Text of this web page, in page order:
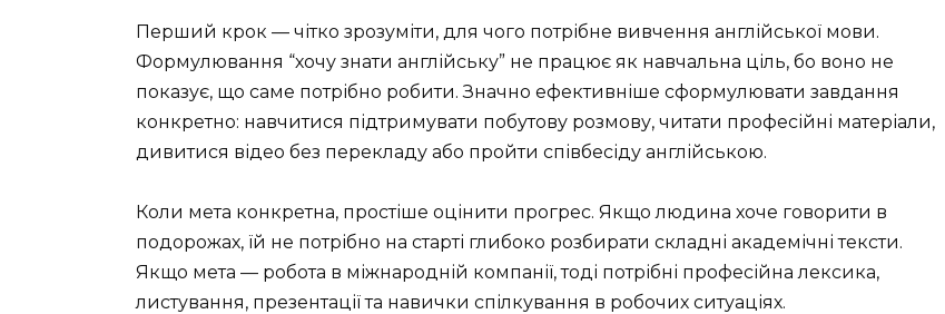
Перший крок — чітко зрозуміти, для чого потрібне вивчення англійської мови.
Формулювання “хочу знати англійську” не працює як навчальна ціль, бо воно не
показує, що саме потрібно робити. Значно ефективніше сформулювати завдання
конкретно: навчитися підтримувати побутову розмову, читати професійні матеріали,
дивитися відео без перекладу або пройти співбесіду англійською.
Коли мета конкретна, простіше оцінити прогрес. Якщо людина хоче говорити в
подорожах, їй не потрібно на старті глибоко розбирати складні академічні тексти.
Якщо мета — робота в міжнародній компанії, тоді потрібні професійна лексика,
листування, презентації та навички спілкування в робочих ситуаціях.